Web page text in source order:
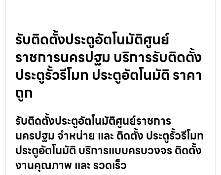
รับติดตั้งประตูอัตโนมัติศูนย์
ราชการนครปฐม บริการรับติดตั้ง
ประตูรั้วรีโมท ประตูอัตโนมัติ ราคา
ถูก
รับติดตั้งประตูอัตโนมัติศูนย์ราชการ
นครปฐม จำหน่าย และ ติดตั้ง ประตูรั้วรีโมท
ประตูอัตโนมัติ บริการแบบครบวงจร ติดตั้ง
งานคุณภาพ และ รวดเร็ว